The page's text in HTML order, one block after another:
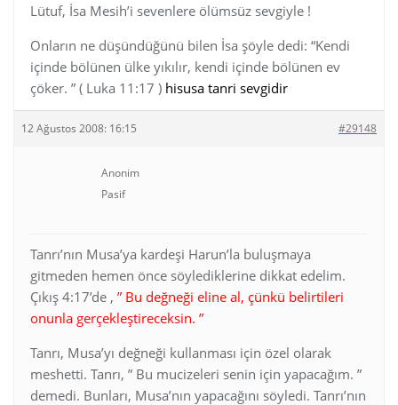
Lütuf, İsa Mesih’i sevenlere ölümsüz sevgiyle !
Onların ne düşündüğünü bilen İsa şöyle dedi: “Kendi
içinde bölünen ülke yıkılır, kendi içinde bölünen ev
çöker. ” ( Luka 11:17 ) hisusa tanri sevgidir
12 Ağustos 2008: 16:15 #29148
Anonim
Pasif
Tanrı’nın Musa’ya kardeşi Harun’la buluşmaya
gitmeden hemen önce söylediklerine dikkat edelim.
Çıkış 4:17’de , ” Bu değneği eline al, çünkü belirtileri
onunla gerçekleştireceksin. ”
Tanrı, Musa’yı değneği kullanması için özel olarak
meshetti. Tanrı, ” Bu mucizeleri senin için yapacağım. ”
demedi. Bunları, Musa’nın yapacağını söyledi. Tanrı’nın